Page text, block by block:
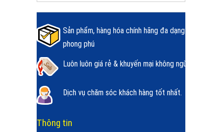
Sản phẩm, hàng hóa chính hãng đa dạng
phong phú
Luôn luôn giá rẻ & khuyến mại không ngừng.
Dịch vụ chăm sóc khách hàng tốt nhất.
Thông tin